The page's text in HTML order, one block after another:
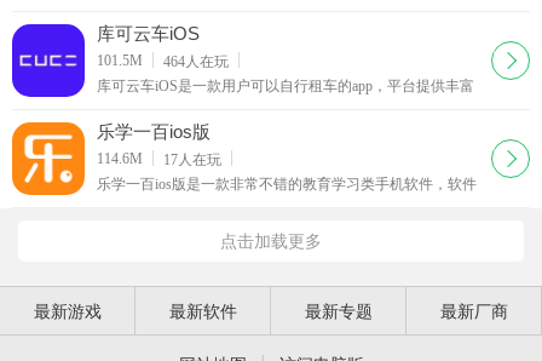
据提供便捷的移动端入口。本着提升安全素养的宗旨，便于
操作的目的和简约时尚的目
库可云车iOS
101.5M 464人在玩
库可云车iOS是一款用户可以自行租车的app，平台提供丰富
户可以按照自己的喜好来租车。库可云车手机版还支持用户
自由换车
下载
乐学一百ios版
114.6M 17人在玩
乐学一百ios版是一款非常不错的教育学习类手机软件，软件
欢的朋友赶快来下载体验吧
下载
点击加载更多
最新游戏 最新软件 最新专题 最新厂商